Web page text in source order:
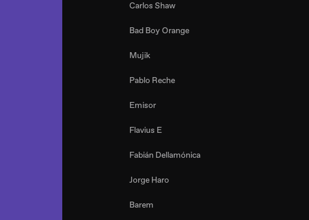
Carlos Shaw
Bad Boy Orange
Mujik
Pablo Reche
Emisor
Flavius E
Fabián Dellamónica
Jorge Haro
Barem